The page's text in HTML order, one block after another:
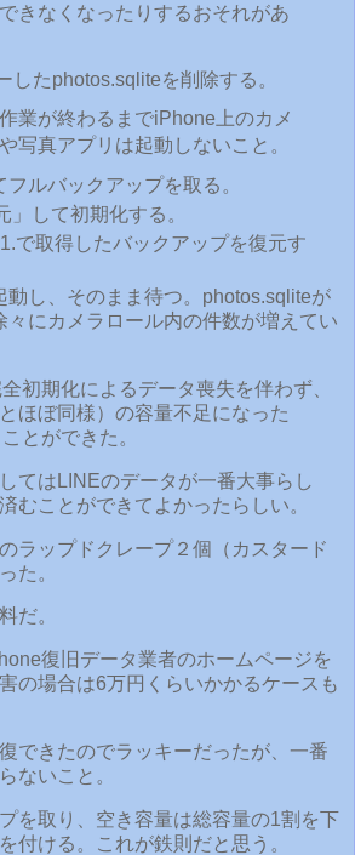
きなくなったりするおそれがあ
したphotos.sqliteを削除する。
業が終わるまでiPhone上のカメ
写真アプリは起動しないこと。
ルバックアップを取る。
」して初期化する。
で取得したバックアップを復元す
動し、そのまま待つ。photos.sqliteが
々にカメラロール内の件数が増えてい
初期化によるデータ喪失を伴わず、
ほぼ同様）の容量不足になった
とができた。
てはLINEのデータが一番大事らし
むことができてよかったらしい。
ラップドクレープ２個（カスタード
た。
だ。
復旧データ業者のホームページを
の場合は6万円くらいかかるケースも
できたのでラッキーだったが、一番
ないこと。
を取り、空き容量は総容量の1割を下
付ける。これが鉄則だと思う。